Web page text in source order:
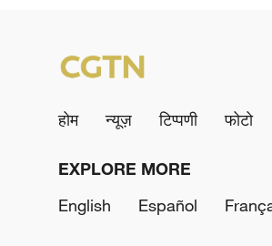
होम न्यूज़ टिप्पणी फोटो
EXPLORE MORE
English
Español